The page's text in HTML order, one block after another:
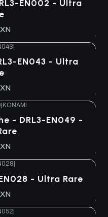
EN002 - Ultra
|
EN043 - Ultra
KONAMI
- DRL3-EN049 -
- Ultra Rare
|